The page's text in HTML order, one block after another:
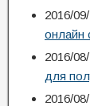
2016/
онлайн
2016/
для
2016/